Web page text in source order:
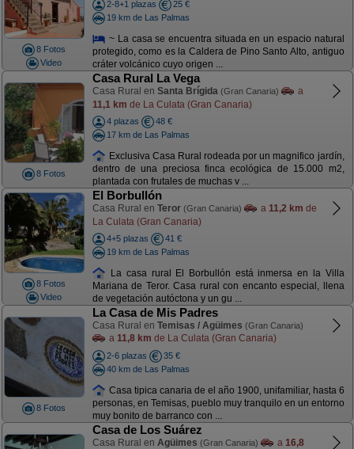
8 Fotos
Video
2-8+1 plazas
25 €
19 km de Las Palmas
~ La casa se encuentra situada en un espacio natural
protegido, como es la Caldera de Pino Santo Alto, antiguo
cráter volcánico cuyo origen ...
8 Fotos
Casa Rural La Vega
Casa Rural en Santa Brígida (Gran Canaria)
a
11,1 km de La Culata (Gran Canaria)
4 plazas
48 €
17 km de Las Palmas
Exclusiva Casa Rural rodeada por un magnifico jardín,
dentro de una preciosa finca ecológica de 15.000 m2,
plantada con frutales de muchas v ...
8 Fotos
Video
El Borbullón
Casa Rural en Teror (Gran Canaria) a 11,2 km de
La Culata (Gran Canaria)
4+5 plazas
41 €
19 km de Las Palmas
La casa rural El Borbullón está inmersa en la Villa
Mariana de Teror. Casa rural con encanto especial, llena
de vegetación autóctona y un gu ...
8 Fotos
La Casa de Mis Padres
Casa Rural en Temisas / Agüimes (Gran Canaria)
a 11,8 km de La Culata (Gran Canaria)
2-6 plazas
35 €
40 km de Las Palmas
Casa tipica canaria de el año 1900, unifamiliar, hasta 6
personas, en Temisas, pueblo muy tranquilo en un entorno
muy bonito de barranco con ...
Casa de Los Suárez
Casa Rural en Agüimes (Gran Canaria) a 16,8